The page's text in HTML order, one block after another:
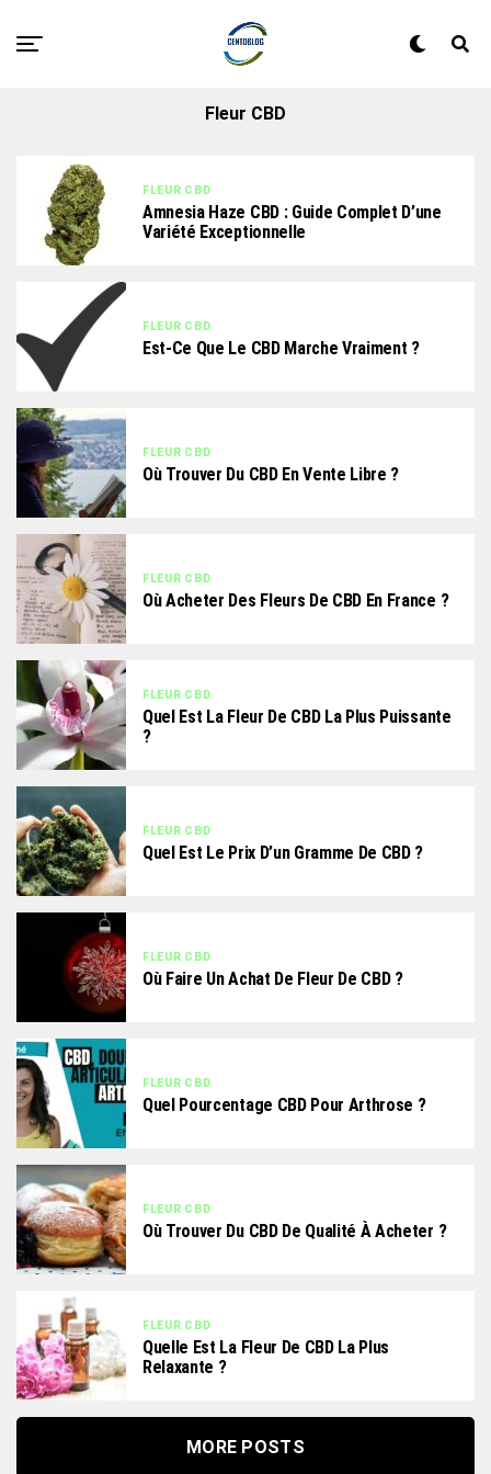
Fleur CBD
FLEUR CBD
Amnesia Haze CBD : Guide Complet D’une
Variété Exceptionnelle
FLEUR CBD
Est-Ce Que Le CBD Marche Vraiment ?
FLEUR CBD
Où Trouver Du CBD En Vente Libre ?
FLEUR CBD
Où Acheter Des Fleurs De CBD En France ?
FLEUR CBD
Quel Est La Fleur De CBD La Plus Puissante
?
FLEUR CBD
Quel Est Le Prix D’un Gramme De CBD ?
FLEUR CBD
Où Faire Un Achat De Fleur De CBD ?
FLEUR CBD
Quel Pourcentage CBD Pour Arthrose ?
FLEUR CBD
Où Trouver Du CBD De Qualité À Acheter ?
FLEUR CBD
Quelle Est La Fleur De CBD La Plus
Relaxante ?
MORE POSTS